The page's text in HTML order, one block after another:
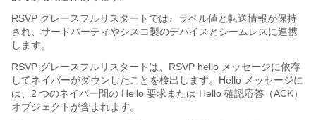
RSVP グレースフルリスタートでは、ラベル値と転送情報が保持
され、サードパーティやシスコ製のデバイスとシームレスに連携
します。
RSVP グレースフルリスタートは、RSVP hello メッセージに依存
してネイバーがダウンしたことを検出します。Hello メッセージに
は、2 つのネイバー間の Hello 要求または Hello 確認応答（ACK）
オブジェクトが含まれます。